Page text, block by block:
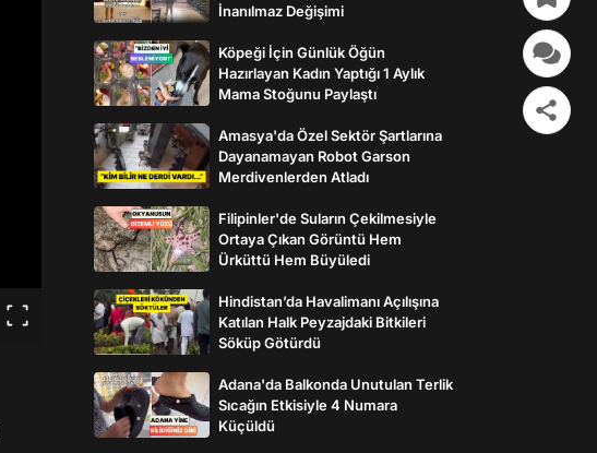
İnanılmaz Değişimi
Köpeği İçin Günlük Öğün
Hazırlayan Kadın Yaptığı 1 Aylık
Mama Stoğunu Paylaştı
Amasya'da Özel Sektör Şartlarına
Dayanamayan Robot Garson
Merdivenlerden Atladı
Filipinler'de Suların Çekilmesiyle
Ortaya Çıkan Görüntü Hem
Ürküttü Hem Büyüledi
Hindistan’da Havalimanı Açılışına
Katılan Halk Peyzajdaki Bitkileri
Söküp Götürdü
Adana'da Balkonda Unutulan Terlik
Sıcağın Etkisiyle 4 Numara
Küçüldü